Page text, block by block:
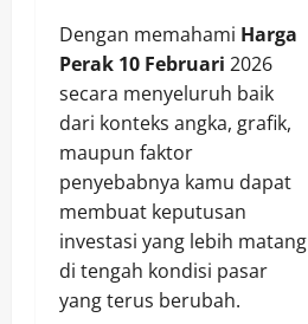
Dengan memahami Harga
Perak 10 Februari 2026
secara menyeluruh baik
dari konteks angka, grafik,
maupun faktor
penyebabnya kamu dapat
membuat keputusan
investasi yang lebih matang
di tengah kondisi pasar
yang terus berubah.